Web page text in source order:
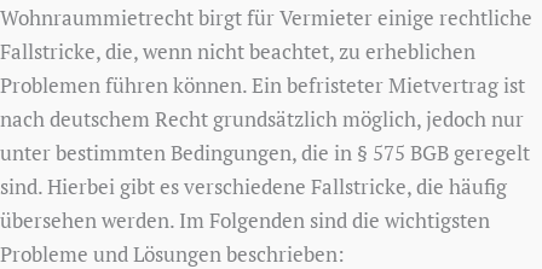
Wohnraummietrecht birgt für Vermieter einige rechtliche
Fallstricke, die, wenn nicht beachtet, zu erheblichen
Problemen führen können. Ein befristeter Mietvertrag ist
nach deutschem Recht grundsätzlich möglich, jedoch nur
unter bestimmten Bedingungen, die in § 575 BGB geregelt
sind. Hierbei gibt es verschiedene Fallstricke, die häufig
übersehen werden. Im Folgenden sind die wichtigsten
Probleme und Lösungen beschrieben: